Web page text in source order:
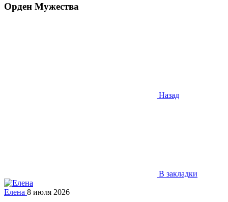
Орден Мужества
Назад
В закладки
Елена 8 июля 2026